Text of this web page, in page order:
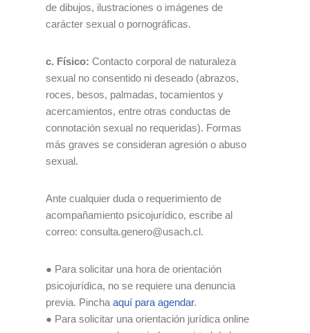
de dibujos, ilustraciones o imágenes de
carácter sexual o pornográficas.
c. Físico: Contacto corporal de naturaleza
sexual no consentido ni deseado (abrazos,
roces, besos, palmadas, tocamientos y
acercamientos, entre otras conductas de
connotación sexual no requeridas). Formas
más graves se consideran agresión o abuso
sexual.
Ante cualquier duda o requerimiento de
acompañamiento psicojurídico, escribe al
correo: consulta.genero@usach.cl.
● Para solicitar una hora de orientación
psicojurídica, no se requiere una denuncia
previa. Pinchaaquí para agendar.
● Para solicitar una orientación jurídica online